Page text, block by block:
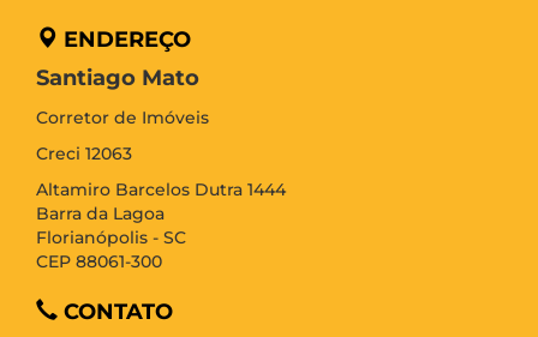
ENDEREÇO
Santiago Mato
Corretor de Imóveis
Creci 12063
Altamiro Barcelos Dutra 1444
Barra da Lagoa
Florianópolis - SC
CEP 88061-300
CONTATO